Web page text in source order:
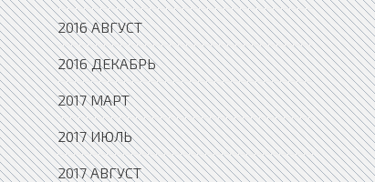
2016 АВГУСТ
2016 ДЕКАБРЬ
2017 МАРТ
2017 ИЮЛЬ
2017 АВГУСТ